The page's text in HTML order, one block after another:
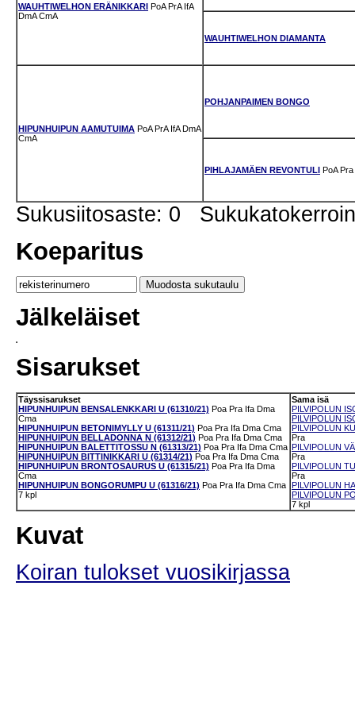
WAUHTIWELHON ERÄNIKKARI PoA PrA IfA
DmA CmA
WAUHTIWELHON DIAMANTA
HIPUNHUIPUN AAMUTUIMA PoA PrA IfA DmA
CmA
POHJANPAIMEN BONGO
PIHLAJAMÄEN REVONTULI PoA Pra
Sukusiitosaste: 0
Koeparitus
Jälkeläiset
Sisarukset
Täyssisarukset
HIPUNHUIPUN BENSALENKKARI U (61310/21) Poa Pra Ifa Dma
Cma
HIPUNHUIPUN BETONIMYLLY U (61311/21) Poa Pra Ifa Dma Cma
HIPUNHUIPUN BELLADONNA N (61312/21) Poa Pra Ifa Dma Cma
HIPUNHUIPUN BALETTITOSSU N (61313/21) Poa Pra Ifa Dma Cma
HIPUNHUIPUN BITTINIKKARI U (61314/21) Poa Pra Ifa Dma Cma
HIPUNHUIPUN BRONTOSAURUS U (61315/21) Poa Pra Ifa Dma
Cma
HIPUNHUIPUN BONGORUMPU U (61316/21) Poa Pra Ifa Dma Cma
7 kpl
Sama isä
PILVIPOLUN
PILVIPOLUN
PILVIPOLUN
Pra
PILVIPOLUN
Pra
PILVIPOLUN
Pra
PILVIPOLUN
PILVIPOLUN
7 kpl
Kuvat
Koiran tulokset vuosikirjassa